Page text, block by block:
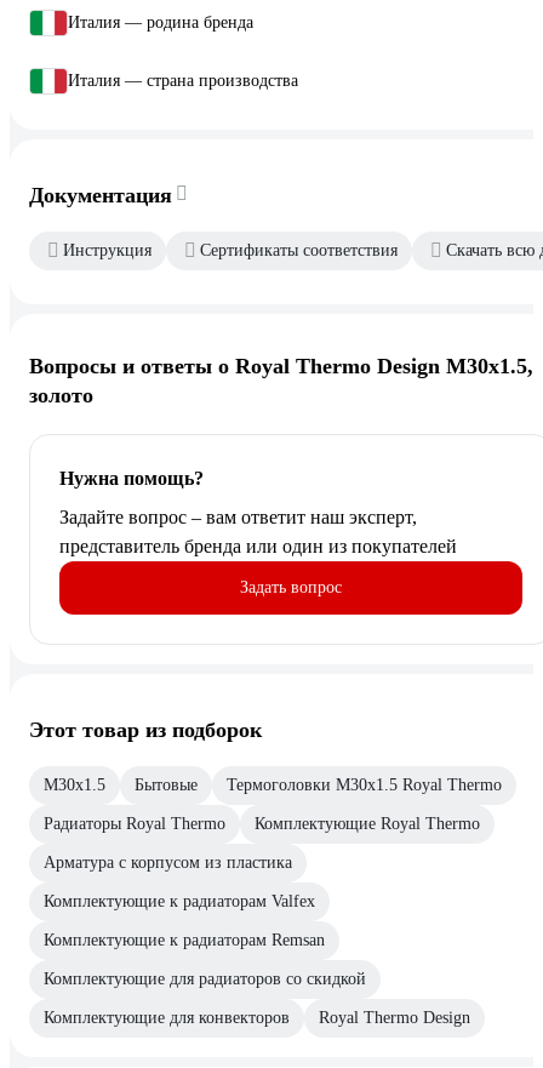
Италия — родина бренда
Италия — страна производства
Документация
Инструкция Сертификаты соответствия Скачать всю
Вопросы и ответы о Royal Thermo Design М30x1.5,
золото
Нужна помощь?
Задайте вопрос – вам ответит наш эксперт,
представитель бренда или один из покупателей
Задать вопрос
Этот товар из подборок
М30х1.5 Бытовые Термоголовки М30х1.5 Royal Thermo
Радиаторы Royal Thermo Комплектующие Royal Thermo
Арматура с корпусом из пластика
Комплектующие к радиаторам Valfex
Комплектующие к радиаторам Remsan
Комплектующие для радиаторов со скидкой
Комплектующие для конвекторов Royal Thermo Design